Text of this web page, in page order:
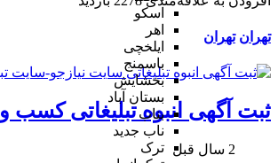
اسکو
اهر
ایلخچی
باسمنج
بخشایش
بستان آباد
بناب
ناب جدید
ترک
تهران تهران
ثبت آگهی انبوه تبلیغاتی کسب و
2 سال قبل